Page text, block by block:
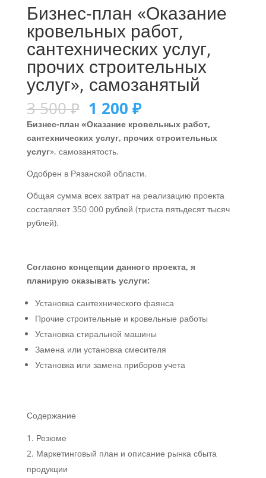
Бизнес-план «Оказание
кровельных работ,
сантехнических услуг,
прочих строительных
услуг», самозанятый
3 500₽ 1 200 ₽
Бизнес-план «Оказание кровельных работ,
сантехнических услуг, прочих строительных
услуг», самозанятость.
Одобрен в Рязанской области.
Общая сумма всех затрат на реализацию проекта
составляет 350 000 рублей (триста пятьдесят тысяч
рублей).
Согласно концепции данного проекта, я
планирую оказывать услуги:
Установка сантехнического фаянса
Прочие строительные и кровельные работы
Установка стиральной машины
Замена или установка смесителя
Установка или замена приборов учета
Содержание
Резюме
Маркетинговый план и описание рынка сбыта
продукции